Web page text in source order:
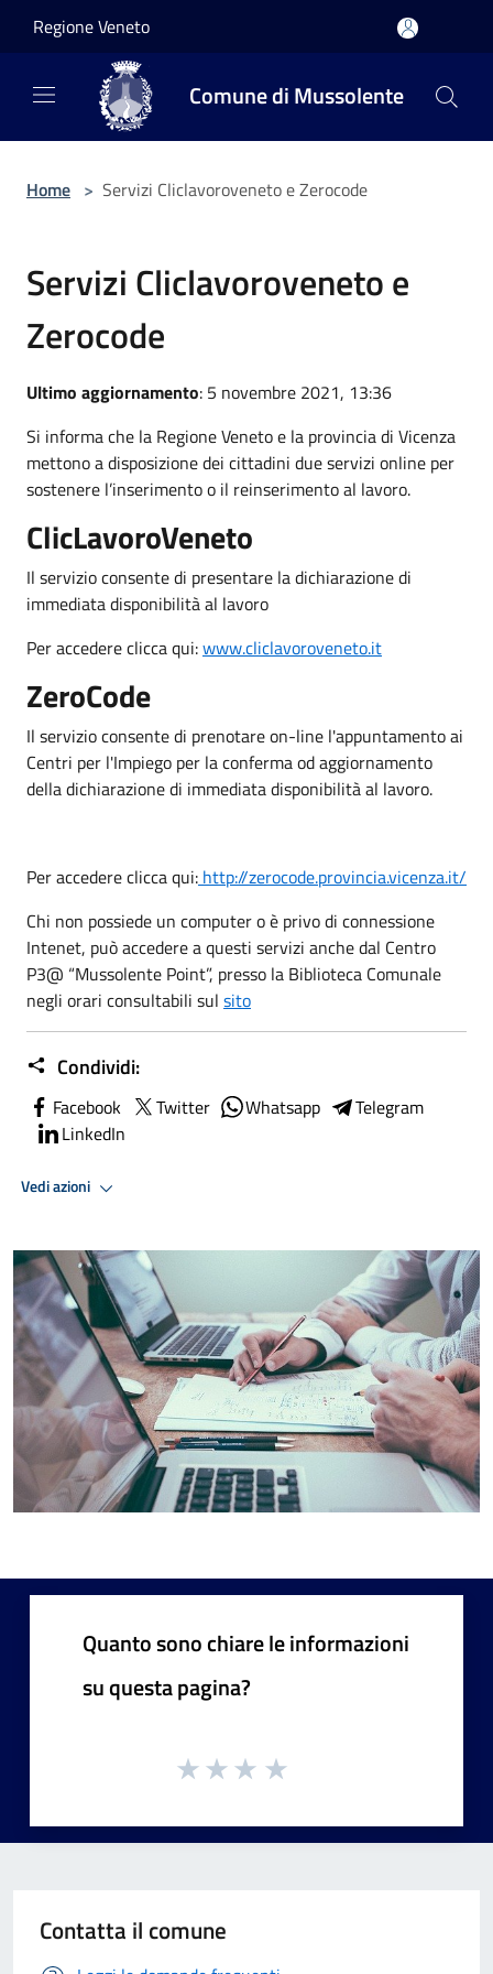
Regione Veneto
Comune di Mussolente
Home > Servizi Cliclavoroveneto e Zerocode
Servizi Cliclavoroveneto e
Zerocode
Ultimo aggiornamento: 5 novembre 2021, 13:36
Si informa che la Regione Veneto e la provincia di Vicenza
mettono a disposizione dei cittadini due servizi online per
sostenere l’inserimento o il reinserimento al lavoro.
ClicLavoroVeneto
Il servizio consente di presentare la dichiarazione di
immediata disponibilità al lavoro
Per accedere clicca qui:www.cliclavoroveneto.it
ZeroCode
Il servizio consente di prenotare on-line l'appuntamento ai
Centri per l'Impiego per la conferma od aggiornamento
della dichiarazione di immediata disponibilità al lavoro.
Per accedere clicca qui: http://zerocode.provincia.vicenza.it/
Chi non possiede un computer o è privo di connessione
Intenet, può accedere a questi servizi anche dal Centro
P3@ “Mussolente Point”, presso la Biblioteca Comunale
negli orari consultabili sul sito
Condividi:
Facebook Twitter Whatsapp
Telegram
LinkedIn
Vedi azioni
Quanto sono chiare le informazioni
su questa pagina?
Contatta il comune